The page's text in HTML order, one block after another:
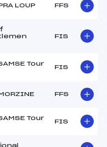
LOUP FFS
FIS
Tour
FIS
FFS
Tour
FIS